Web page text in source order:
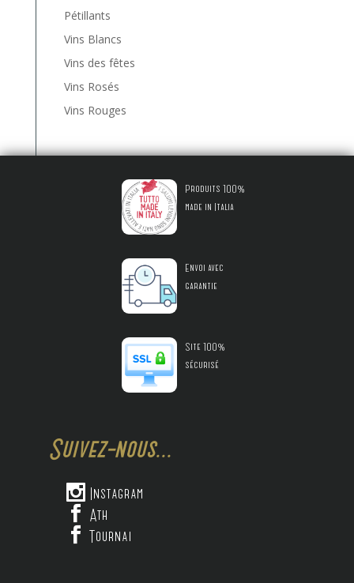
Pétillants
Vins Blancs
Vins des fêtes
Vins Rosés
Vins Rouges
Produits 100%
made in Italia
Envoi avec
garantie
Site 100%
sécurisé
Suivez-nous...
 Instagram
 Ath
 Tournai